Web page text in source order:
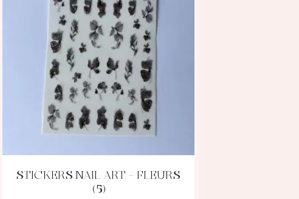
ACHETEZ DÉTAILS
STICKERS NAIL ART – FLEURS
(5)